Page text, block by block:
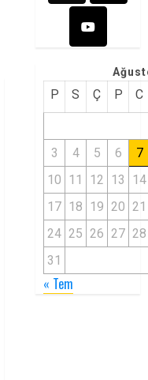
P S Ç P C
3 4 5 6
7
10 11 12 13
14
17 18 19 20 21
24 25 26 27 28
31
« Tem